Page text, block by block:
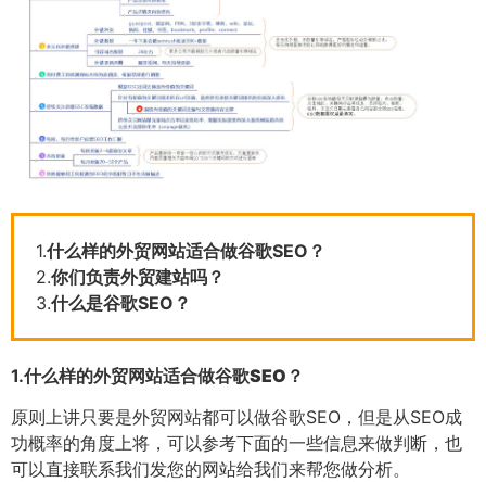
1.什么样的外贸网站适合做谷歌SEO？
2.你们负责外贸建站吗？
3.什么是谷歌SEO？
1.什么样的外贸网站适合做谷歌SEO？
原则上讲只要是外贸网站都可以做谷歌SEO，但是从SEO成
功概率的角度上将，可以参考下面的一些信息来做判断，也
可以直接联系我们发您的网站给我们来帮您做分析。